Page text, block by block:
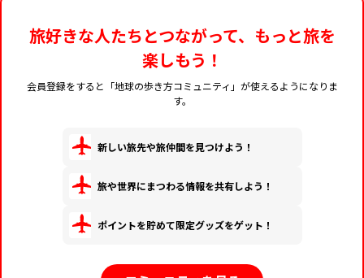
旅好きな人たちとつながって、もっと旅を
楽しもう！
会員登録をすると「地球の歩き方コミュニティ」が使えるようになりま
す。
新しい旅先や旅仲間を見つけよう！
旅や世界にまつわる情報を共有しよう！
ポイントを貯めて限定グッズをゲット！